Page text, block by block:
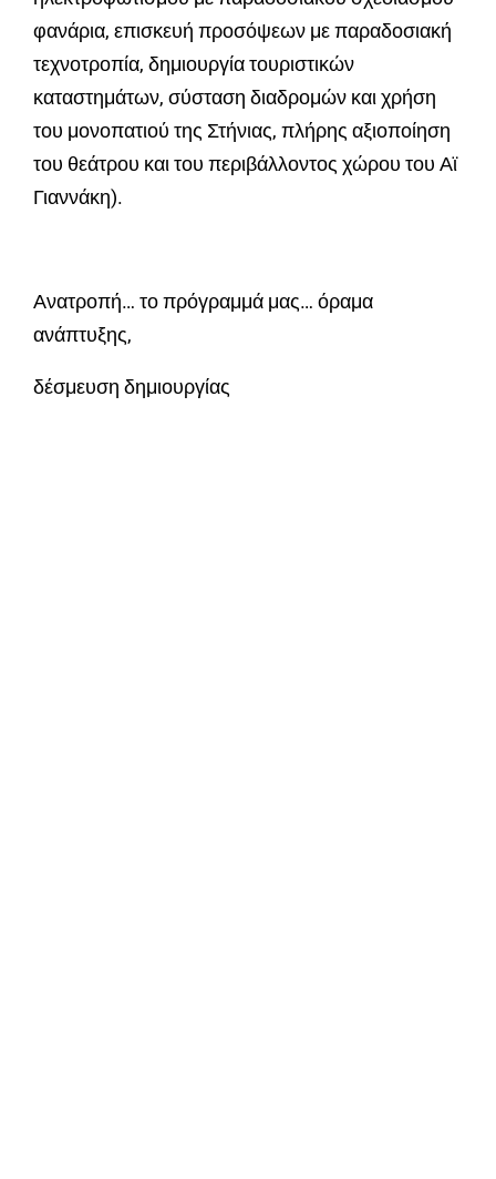
φανάρια, επισκευή προσόψεων με παραδοσιακή
τεχνοτροπία, δημιουργία τουριστικών
καταστημάτων, σύσταση διαδρομών και χρήση
του μονοπατιού της Στήνιας, πλήρης αξιοποίηση
του θεάτρου και του περιβάλλοντος χώρου του Αϊ
Γιαννάκη).
Ανατροπή… το πρόγραμμά μας… όραμα
ανάπτυξης,
δέσμευση δημιουργίας